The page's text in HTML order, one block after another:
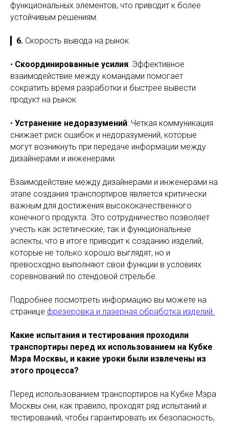
функциональных элементов, что приводит к более
устойчивым решениям.
6. Скорость вывода на рынок
• Скоординированные усилия: Эффективное
взаимодействие между командами помогает
сократить время разработки и быстрее вывести
продукт на рынок.
• Устранение недоразумений: Четкая коммуникация
снижает риск ошибок и недоразумений, которые
могут возникнуть при передаче информации между
дизайнерами и инженерами.
Взаимодействие между дизайнерами и инженерами на
этапе создания транспортиров является критически
важным для достижения высококачественного
конечного продукта. Это сотрудничество позволяет
учесть как эстетические, так и функциональные
аспекты, что в итоге приводит к созданию изделий,
которые не только хорошо выглядят, но и
превосходно выполняют свои функции в условиях
соревнований по стендовой стрельбе.
Подробнее посмотреть информацию вы можете на
странице фрезеровка и лазерная обработка изделий.
Какие испытания и тестирования проходили
транспортиры перед их использованием на Кубке
Мэра Москвы, и какие уроки были извлечены из
этого процесса?
Перед использованием транспортиров на Кубке Мэра
Москвы они, как правило, проходят ряд испытаний и
тестирований, чтобы гарантировать их безопасность,